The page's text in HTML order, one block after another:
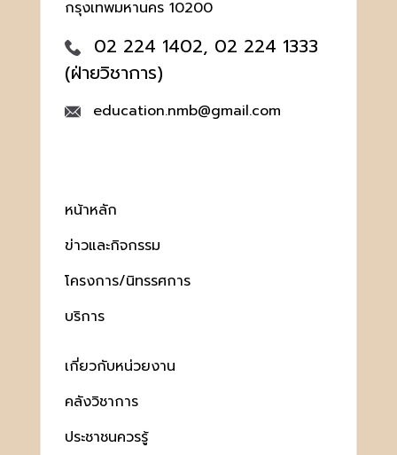
กรุงเทพมหานคร 10200
02 224 1402, 02 224 1333
(ฝ่ายวิชาการ)
education.nmb@gmail.com
หน้าหลัก
ข่าวและกิจกรรม
โครงการ/นิทรรศการ
บริการ
เกี่ยวกับหน่วยงาน
คลังวิชาการ
ประชาชนควรรู้